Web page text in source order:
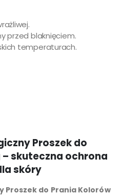
przed blaknięciem.
temperaturach.
Proszek do
– skuteczna ochrona
skóry
Proszek do Prania Kolorów